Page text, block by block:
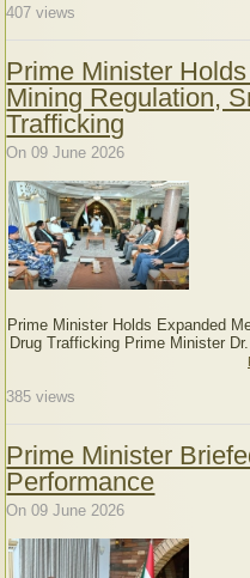
407 views
Prime Minister
Mining Regulation,
Trafficking
On 09 June 2026
Prime Minister Holds Expanded
Drug Trafficking Prime Minister
385 views
Prime Minister
Performance
On 09 June 2026